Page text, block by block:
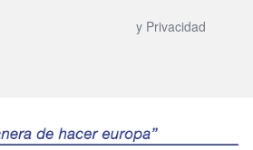
y Privacidad